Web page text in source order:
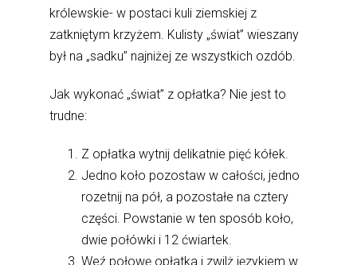
królewskie- w postaci kuli ziemskiej z
zatkniętym krzyżem. Kulisty „świat” wieszany
był na „sadku” najniżej ze wszystkich ozdób.
Jak wykonać „świat” z opłatka? Nie jest to
trudne:
Z opłatka wytnij delikatnie pięć kółek.
Jedno koło pozostaw w całości, jedno
rozetnij na pół, a pozostałe na cztery
części. Powstanie w ten sposób koło,
dwie połówki i 12 ćwiartek.
Weź połowę opłatka i zwilż językiem w